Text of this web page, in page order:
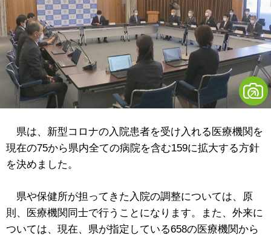
県は、新型コロナの入院患者を受け入れる医療機関を
現在の75から県内全ての病院を含む159に拡大する方針
を決めました。
県や保健所が担ってきた入院の調整については、原
則、医療機関同士で行うことになります。また、外来に
ついては、現在、県が指定している658の医療機関から